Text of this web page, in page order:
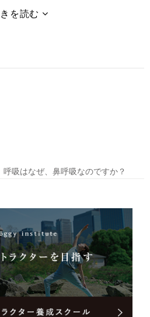
呼吸はなぜ、鼻呼吸なのですか？